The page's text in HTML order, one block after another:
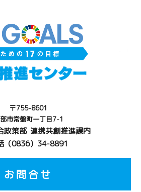
〒755-8601
市常盤町一丁目7-1
政策部 連携共創推進課内
（0836）34-8891
お問合せ